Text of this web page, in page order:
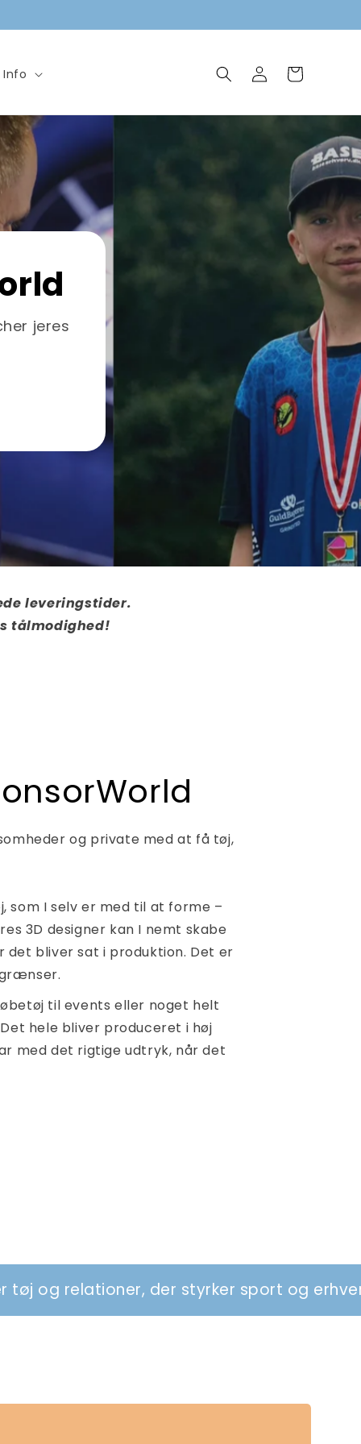
Info
Log
ind
Indkøbskurv
jeres
leveringstider.
tålmodighed!
og private med at få tøj,
som I selv er med til at forme –
3D designer kan I nemt skabe
det bliver sat i produktion. Det er
til events eller noget helt
hele bliver produceret i høj
med det rigtige udtryk, når det
der styrker sport og erhverv Vi